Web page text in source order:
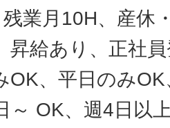
業月10H、産休
昇給あり、正社
OK、平日のみ
～ OK、週4日以